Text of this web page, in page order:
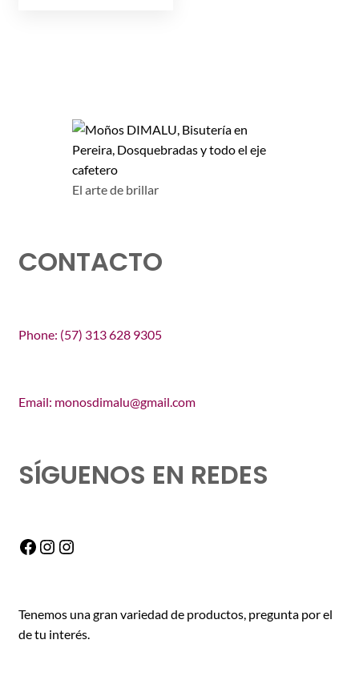
El arte de brillar
CONTACTO
Phone: (57) 313 628 9305
Email: monosdimalu@gmail.com
SÍGUENOS EN REDES
Facebook
Instagram
Instagram
Tenemos una gran variedad de productos, pregunta por el
de tu interés.